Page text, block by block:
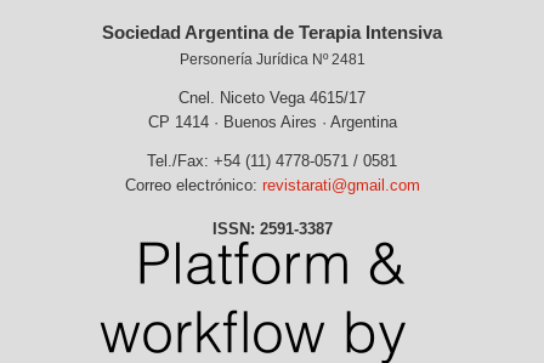
Sociedad Argentina de Terapia Intensiva
Personería Jurídica Nº 2481
Cnel. Niceto Vega 4615/17
CP 1414 · Buenos Aires · Argentina
Tel./Fax: +54 (11) 4778-0571 / 0581
Correo electrónico: revistarati@gmail.com
ISSN: 2591-3387